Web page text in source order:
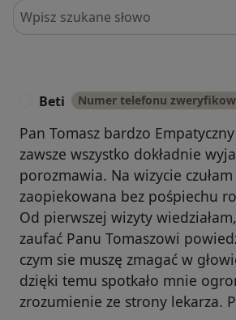
Szukaj w opiniach
Beti Numer telefonu
Pan Tomasz bardzo
zawsze wszystko dokładnie
porozmawia. Na wizycie
zaopiekowana bez pośpiechu
Od pierwszej wizyty
zaufać Panu Tomaszowi
czym sie muszę zmagać w
dzięki temu spotkało mnie
zrozumienie ze strony lekarza.